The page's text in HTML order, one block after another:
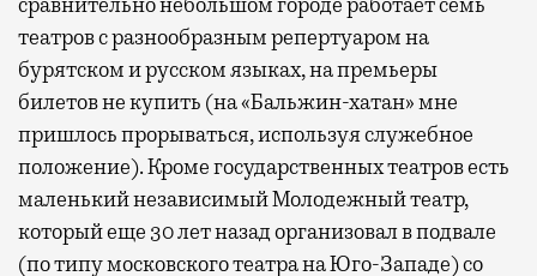
театров с разнообразным репертуаром на
бурятском и русском языках, на премьеры
билетов не купить (на «Бальжин-хатан» мне
пришлось прорываться, используя служебное
положение). Кроме государственных театров есть
маленький независимый Молодежный театр,
который еще 30 лет назад организовал в подвале
(по типу московского театра на Юго-Западе) со